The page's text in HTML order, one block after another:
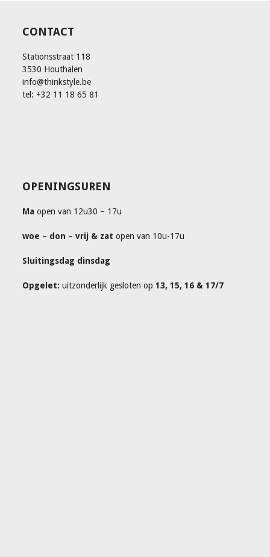
CONTACT
Stationsstraat 118
3530 Houthalen
info@thinkstyle.be
tel: +32 11 18 65 81
OPENINGSUREN
Ma open van 12u30 – 17u
woe – don – vrij & zatopen van 10u-17u
Sluitingsdag dinsdag
Opgelet: uitzonderlijk gesloten op13, 15, 16 & 17/7